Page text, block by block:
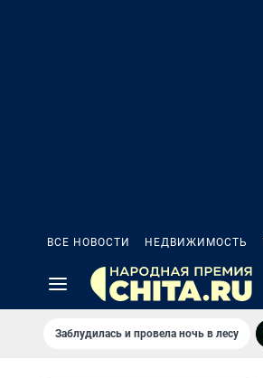
ВСЕ НОВОСТИ НЕДВИЖИМОСТЬ
Заблудилась и провела ночь в лесу